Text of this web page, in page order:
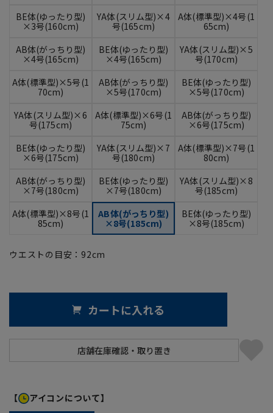
BE体(ゆったり型)
×3号(160cm)
YA体(スリム型)×4
号(165cm)
A体(標準型)×4号(1
65cm)
AB体(がっちり型)
×4号(165cm)
BE体(ゆったり型)
×4号(165cm)
YA体(スリム型)×5
号(170cm)
A体(標準型)×5号(1
70cm)
AB体(がっちり型)
×5号(170cm)
BE体(ゆったり型)
×5号(170cm)
YA体(スリム型)×6
号(175cm)
A体(標準型)×6号(1
75cm)
AB体(がっちり型)
×6号(175cm)
BE体(ゆったり型)
×6号(175cm)
YA体(スリム型)×7
号(180cm)
A体(標準型)×7号(1
80cm)
AB体(がっちり型)
×7号(180cm)
BE体(ゆったり型)
×7号(180cm)
YA体(スリム型)×8
号(185cm)
A体(標準型)×8号(1
85cm)
AB体(がっちり型)
×8号(185cm)
BE体(ゆったり型)
×8号(185cm)
ウエストの目安： 92cm
カートに入れる
【 アイコンについて】